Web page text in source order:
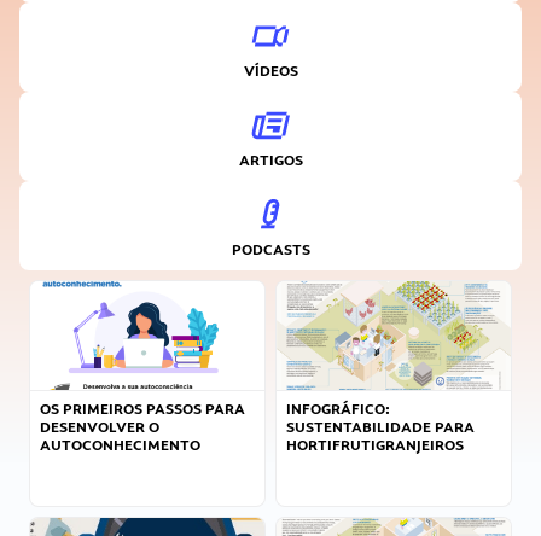
VÍDEOS
ARTIGOS
PODCASTS
OS PRIMEIROS PASSOS PARA
DESENVOLVER O
AUTOCONHECIMENTO
INFOGRÁFICO:
SUSTENTABILIDADE PARA
HORTIFRUTIGRANJEIROS